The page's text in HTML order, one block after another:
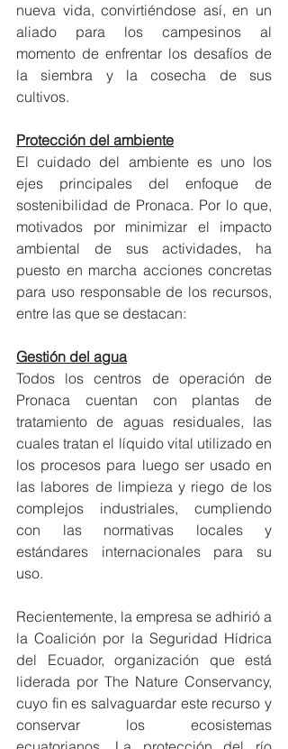
nueva vida, convirtiéndose así, en un
aliado para los campesinos al
momento de enfrentar los desafíos de
la siembra y la cosecha de sus
cultivos.
Protección del ambiente
El cuidado del ambiente es uno los
ejes principales del enfoque de
sostenibilidad de Pronaca. Por lo que,
motivados por minimizar el impacto
ambiental de sus actividades, ha
puesto en marcha acciones concretas
para uso responsable de los recursos,
entre las que se destacan:
Gestión del agua
Todos los centros de operación de
Pronaca cuentan con plantas de
tratamiento de aguas residuales, las
cuales tratan el líquido vital utilizado en
los procesos para luego ser usado en
las labores de limpieza y riego de los
complejos industriales, cumpliendo
con las normativas locales y
estándares internacionales para su
uso.
Recientemente, la empresa se adhirió a
la Coalición por la Seguridad Hídrica
del Ecuador, organización que está
liderada por The Nature Conservancy,
cuyo fin es salvaguardar este recurso y
conservar los ecosistemas